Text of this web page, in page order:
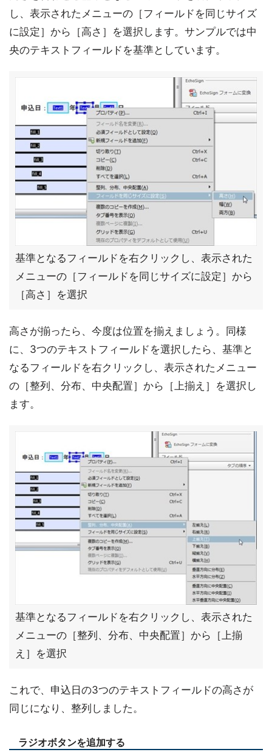
し、表示されたメニューの［フィールドを同じサイズ
に設定］から［高さ］を選択します。サンプルでは中
央のテキストフィールドを基準としています。
基準となるフィールドを右クリックし、表示された
メニューの［フィールドを同じサイズに設定］から
［高さ］を選択
高さが揃ったら、今度は位置を揃えましょう。同様
に、3つのテキストフィールドを選択したら、基準と
なるフィールドを右クリックし、表示されたメニュー
の［整列、分布、中央配置］から［上揃え］を選択し
ます。
基準となるフィールドを右クリックし、表示された
メニューの［整列、分布、中央配置］から［上揃
え］を選択
これで、申込日の3つのテキストフィールドの高さが
同じになり、整列しました。
ラジオボタンを追加する